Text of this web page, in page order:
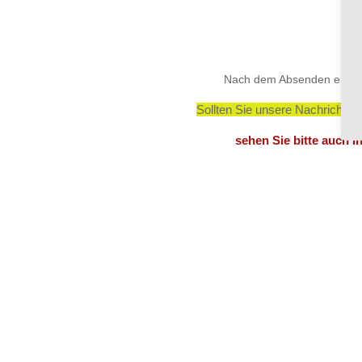
Nach dem Absenden
Sollten Sie unsere Nachricht
sehen Sie bitte auch